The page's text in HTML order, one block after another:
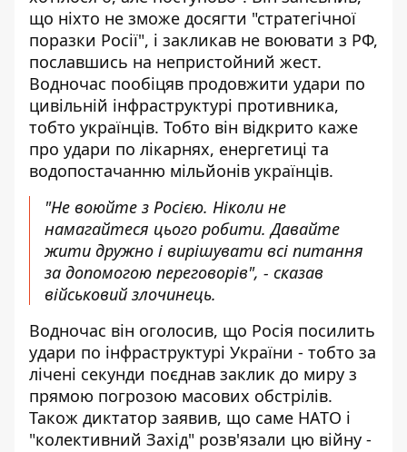
що ніхто не зможе досягти "стратегічної
поразки Росії", і закликав не воювати з РФ,
пославшись на непристойний жест.
Водночас пообіцяв продовжити удари по
цивільній інфраструктурі противника,
тобто українців. Тобто він відкрито каже
про удари по лікарнях, енергетиці та
водопостачанню мільйонів українців.
"Не воюйте з Росією. Ніколи не
намагайтеся цього робити. Давайте
жити дружно і вирішувати всі питання
за допомогою переговорів", - сказав
військовий злочинець.
Водночас він оголосив, що Росія посилить
удари по інфраструктурі України - тобто за
лічені секунди поєднав заклик до миру з
прямою погрозою масових обстрілів.
Також диктатор заявив, що саме НАТО і
"колективний Захід" розв'язали цю війну -